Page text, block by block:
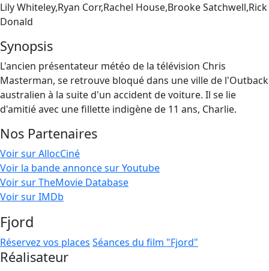
Lily Whiteley,Ryan Corr,Rachel House,Brooke Satchwell,Rick
Donald
Synopsis
L'ancien présentateur météo de la télévision Chris
Masterman, se retrouve bloqué dans une ville de l'Outback
australien à la suite d'un accident de voiture. Il se lie
d'amitié avec une fillette indigène de 11 ans, Charlie.
Nos Partenaires
Voir sur AllocCiné
Voir la bande annonce sur Youtube
Voir sur TheMovie Database
Voir sur IMDb
Fjord
Réservez vos places Séances du film "Fjord"
Réalisateur